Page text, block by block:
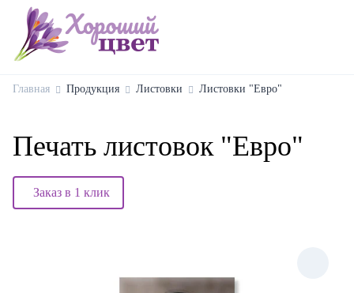
Главная Продукция Листовки Листовки "Евро"
Печать листовок "Евро"
Заказ в 1 клик